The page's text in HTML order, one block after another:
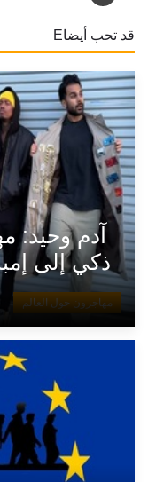
قد تحب أيضاE
مهاجرون حول العالم
آدم
ذكي إلى